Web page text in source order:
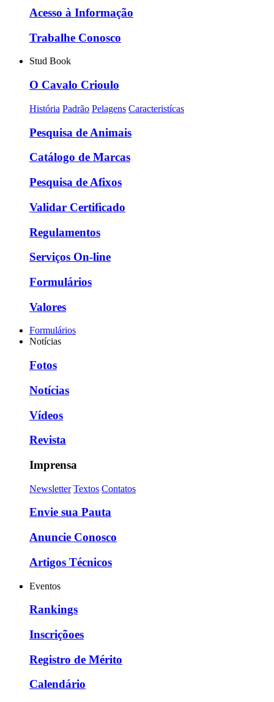
Acesso à Informação
Trabalhe Conosco
Stud Book
O Cavalo Crioulo
História Padrão Pelagens Caracteristícas
Pesquisa de Animais
Catálogo de Marcas
Pesquisa de Afixos
Validar Certificado
Regulamentos
Serviços On-line
Formulários
Valores
Formulários
Notícias
Fotos
Notícias
Vídeos
Revista
Imprensa
Newsletter Textos Contatos
Envie sua Pauta
Anuncie Conosco
Artigos Técnicos
Eventos
Rankings
Inscriçõoes
Registro de Mérito
Calendário